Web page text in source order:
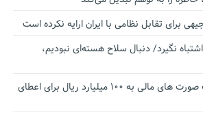
برای تقابل نظامی با ایران ارایه نکرده است
نگیرد/ دنبال سلاح هسته‌ای نبودیم،
آستانه الزام به دریافت صورت های مالی به ۱۰۰ میلیارد ریال برای اعطای